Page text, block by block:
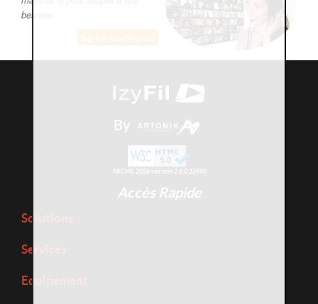
besoins
By
AKCMS 2026 version 2.8.0.23450
Accès Rapide
Solutions
Services
Equipement